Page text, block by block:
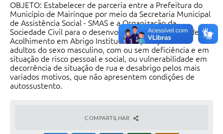
OBJETO: Estabelecer de parceria entre a Prefeitura do
Município de Mairinque por meio da Secretaria Municipal
de Assistência Social - SMAS e a Organização da
Sociedade Civil para o desenvolvimento do Serviço de
Acolhimento em Abrigo Institucional para jovens e
adultos do sexo masculino, com ou sem deficiência e em
situação de risco pessoal e social, ou vulnerabilidade em
decorrência de situação de rua e desabrigo pelos mais
variados motivos, que não apresentem condições de
autossustento.
COMPARTILHAR